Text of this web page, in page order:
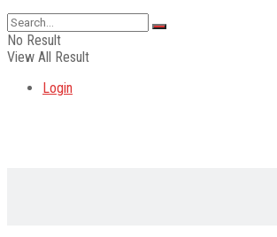
No Result
View All Result
Login